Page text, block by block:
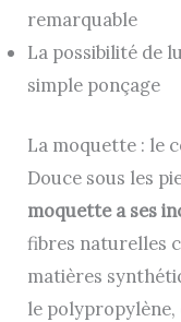
remarquable
La possibilité de
simple ponçage
La moquette : le
Douce sous les
moquette a ses
fibres naturelles
matières
le